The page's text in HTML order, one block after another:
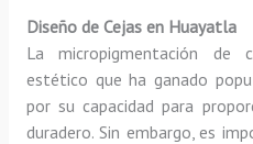
Diseño de Cejas en Huayatla
La micropigmentación de
estético que ha ganado
por su capacidad para
duradero. Sin embargo, es